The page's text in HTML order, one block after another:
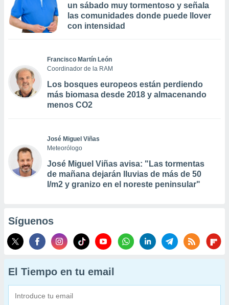
un sábado muy tormentoso y señala
las comunidades donde puede llover
con intensidad
Francisco Martín León
Coordinador de la RAM
Los bosques europeos están perdiendo
más biomasa desde 2018 y almacenando
menos CO2
José Miguel Viñas
Meteorólogo
José Miguel Viñas avisa: "Las tormentas
de mañana dejarán lluvias de más de 50
l/m2 y granizo en el noreste peninsular"
Síguenos
El Tiempo en tu email